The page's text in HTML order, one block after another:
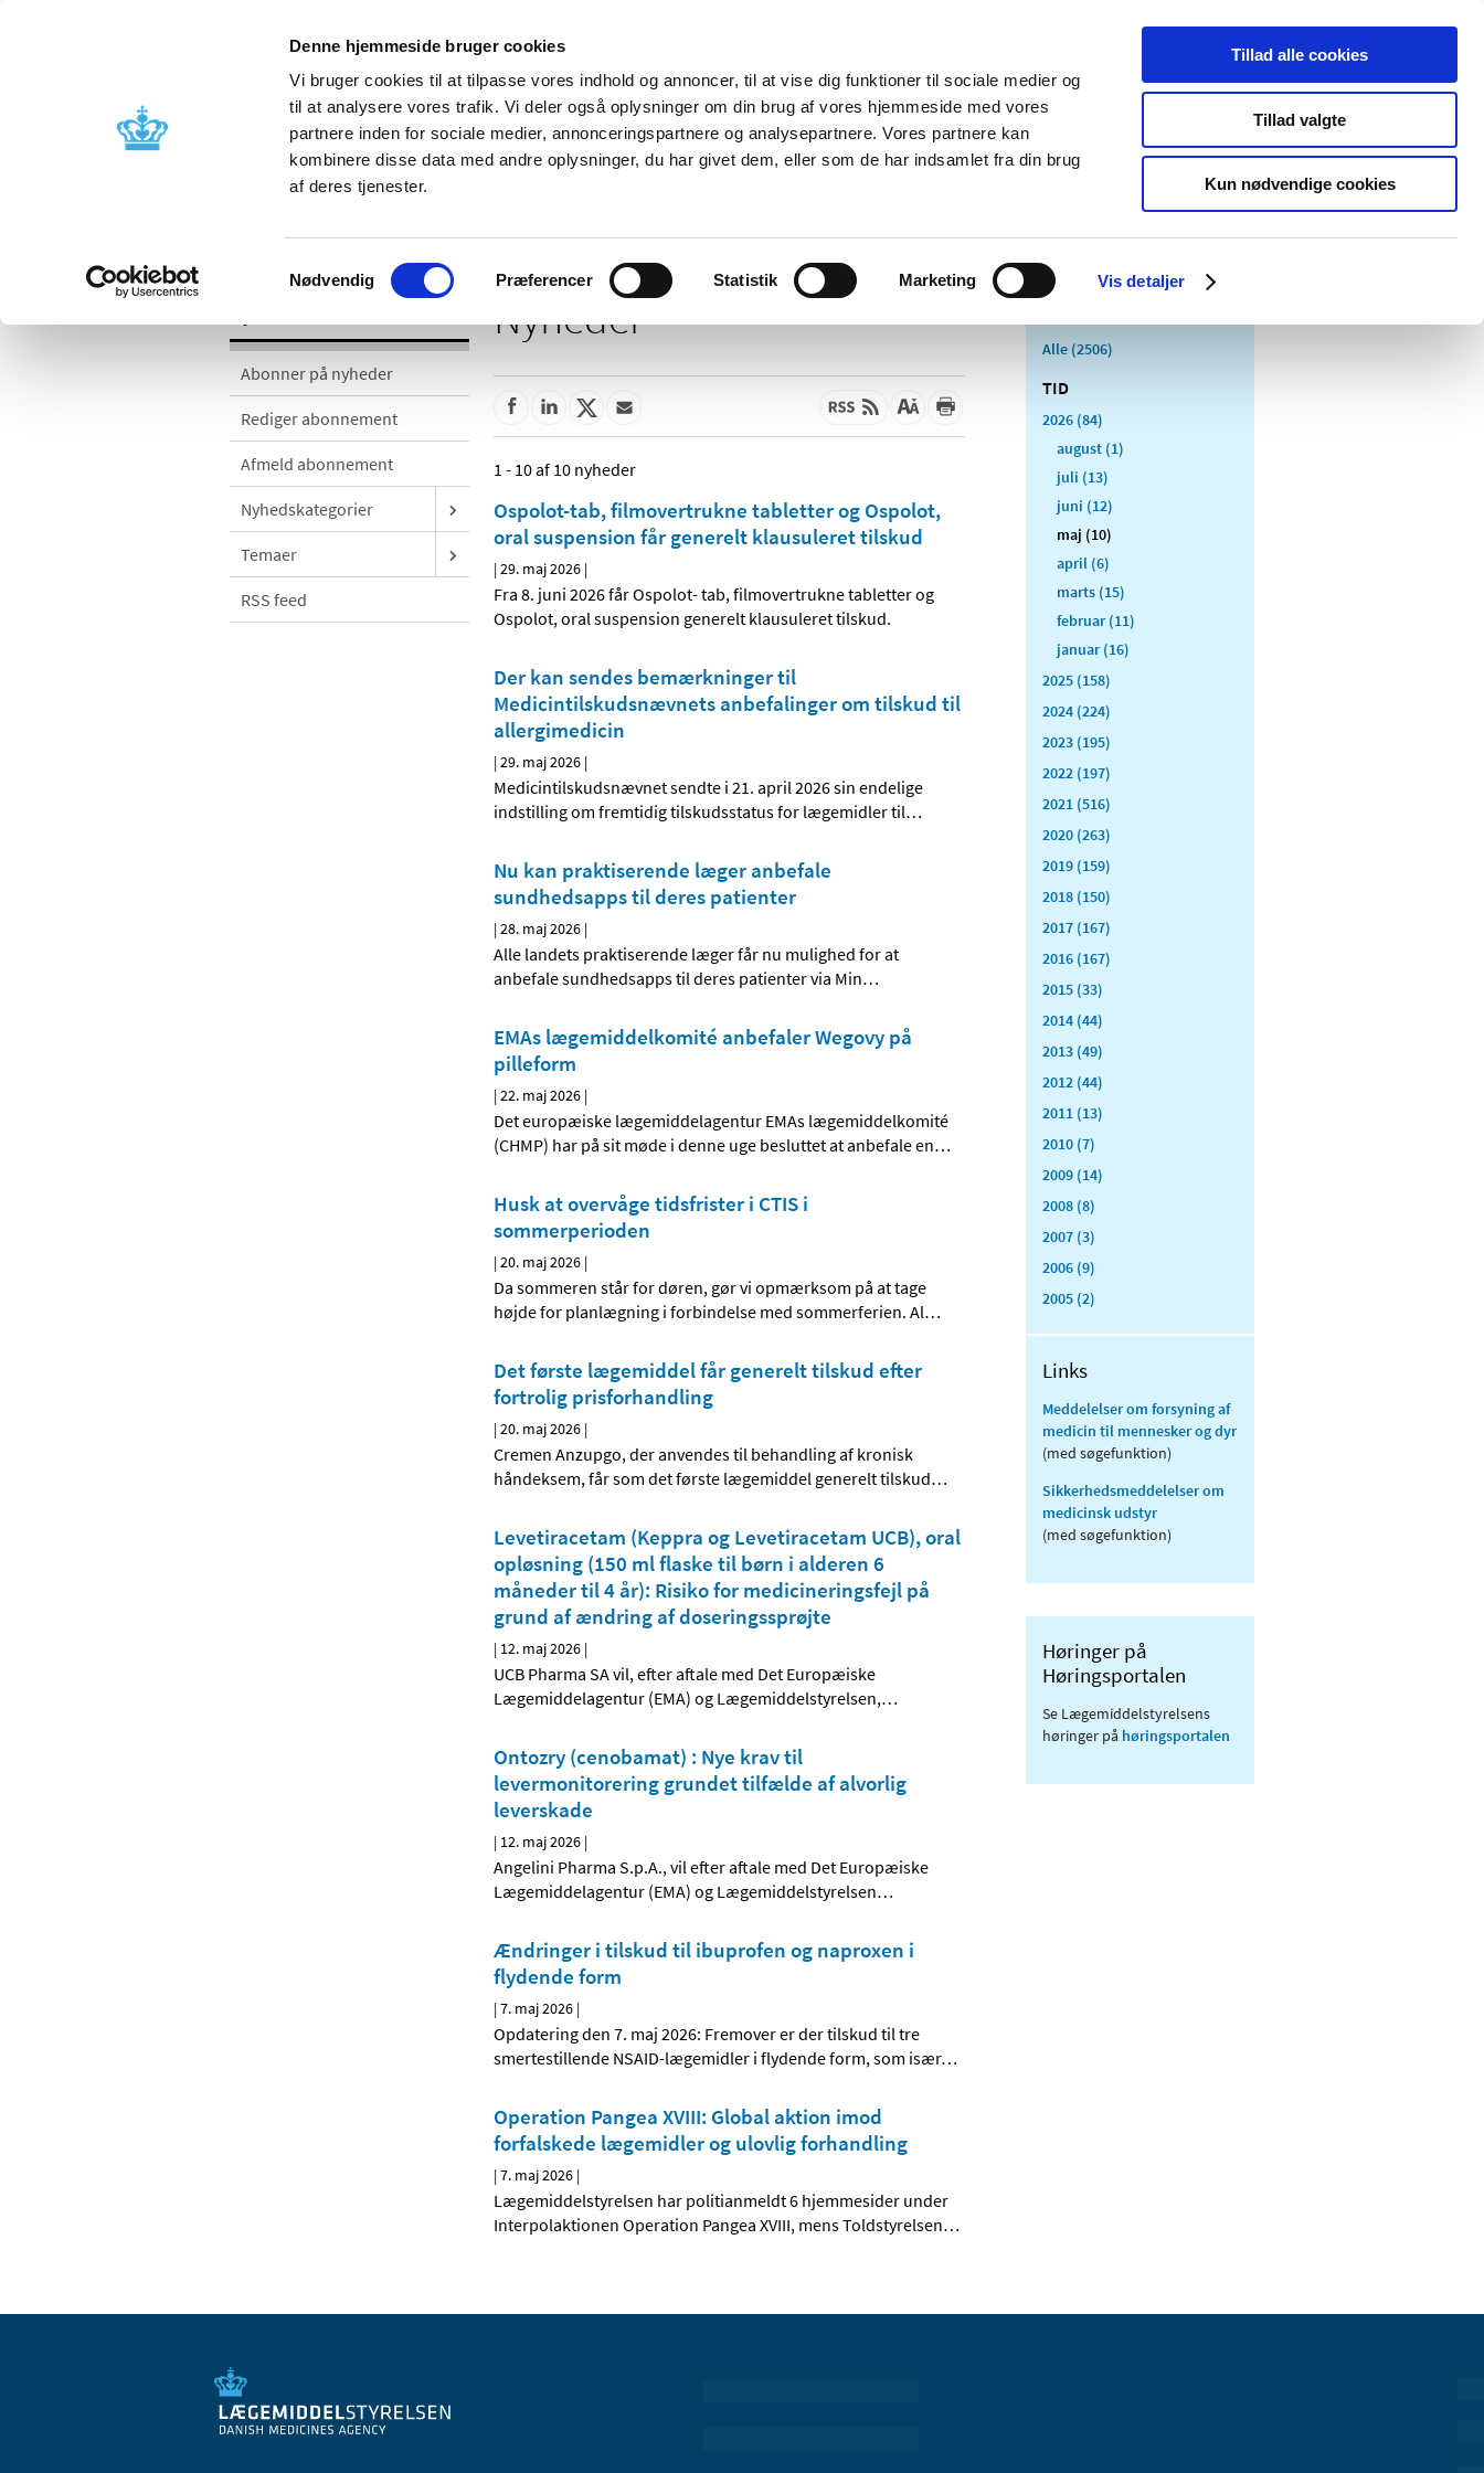
Denne hjemmeside bruger cookies
Vi bruger cookies til at tilpasse vores indhold og annoncer, til at vise dig funktioner til sociale medier og
til at analysere vores trafik. Vi deler også oplysninger om din brug af vores hjemmeside med vores
partnere inden for sociale medier, annonceringspartnere og analysepartnere. Vores partnere kan
kombinere disse data med andre oplysninger, du har givet dem, eller som de har indsamlet fra din brug
af deres tjenester.
Samtykkevalg
Nødvendig Præferencer Statistik Marketing Vis detaljer
Tillad alle cookies
Tillad valgte
Kun nødvendige cookies
Nyheder Om os Kontakt Udgivelser
Godkendelse og
Bivirkninger og
produktinformation
Tilskud og
Apoteker og salg af
Medicinsk
Særlige
produktområder
Abonner på nyheder
Rediger abonnement
Afmeld abonnement
Nyhedskategorier
Temaer
RSS feed
Nyheder
1 - 10 af 10 nyheder
Ospolot-tab, filmovertrukne tabletter og Ospolot,
oral suspension får generelt klausuleret tilskud
|29. maj 2026 |
Fra 8. juni 2026 får Ospolot- tab, filmovertrukne tabletter og
Ospolot, oral suspension generelt klausuleret tilskud.
Der kan sendes bemærkninger til
Medicintilskudsnævnets anbefalinger om tilskud til
allergimedicin
|29. maj 2026 |
Medicintilskudsnævnet sendte i 21. april 2026 sin endelige
indstilling om fremtidig tilskudsstatus for lægemidler til…
Nu kan praktiserende læger anbefale
sundhedsapps til deres patienter
|28. maj 2026 |
Alle landets praktiserende læger får nu mulighed for at
anbefale sundhedsapps til deres patienter via Min…
EMAs lægemiddelkomité anbefaler Wegovy på
pilleform
|22. maj 2026 |
Det europæiske lægemiddelagentur EMAs lægemiddelkomité
(CHMP) har på sit møde i denne uge besluttet at anbefale en…
Husk at overvåge tidsfrister i CTIS i
sommerperioden
|20. maj 2026 |
Da sommeren står for døren, gør vi opmærksom på at tage
højde for planlægning i forbindelse med sommerferien. Al…
Det første lægemiddel får generelt tilskud efter
fortrolig prisforhandling
|20. maj 2026 |
Cremen Anzupgo, der anvendes til behandling af kronisk
håndeksem, får som det første lægemiddel generelt tilskud…
Levetiracetam (Keppra og Levetiracetam UCB), oral
opløsning (150 ml flaske til børn i alderen 6
måneder til 4 år): Risiko for medicineringsfejl på
grund af ændring af doseringssprøjte
| 12. maj 2026 |
UCB Pharma SA vil, efter aftale med Det Europæiske
Lægemiddelagentur (EMA) og Lægemiddelstyrelsen,…
Ontozry (cenobamat) : Nye krav til
levermonitorering grundet tilfælde af alvorlig
leverskade
| 12. maj 2026 |
Angelini Pharma S.p.A., vil efter aftale med Det Europæiske
Lægemiddelagentur (EMA) og Lægemiddelstyrelsen…
Ændringer i tilskud til ibuprofen og naproxen i
flydende form
|7. maj 2026 |
Opdatering den 7. maj 2026: Fremover er der tilskud til tre
smertestillende NSAID-lægemidler i flydende form, som især…
Operation Pangea XVIII: Global aktion imod
forfalskede lægemidler og ulovlig forhandling
|7. maj 2026 |
Lægemiddelstyrelsen har politianmeldt 6 hjemmesider under
Interpolaktionen Operation Pangea XVIII, mens Toldstyrelsen…
Alle (2506)
TID
2026 (84)
august (1)
juli (13)
juni (12)
maj (10)
april (6)
marts (15)
februar (11)
januar (16)
2025 (158)
2024 (224)
2023 (195)
2022 (197)
2021 (516)
2020 (263)
2019 (159)
2018 (150)
2017 (167)
2016 (167)
2015 (33)
2014 (44)
2013 (49)
2012 (44)
2011 (13)
2010 (7)
2009 (14)
2008 (8)
2007 (3)
2006 (9)
2005 (2)
Links
Meddelelser om forsyning af
medicin til mennesker og dyr
(med søgefunktion)
Sikkerhedsmeddelelser om
medicinsk udstyr
(med søgefunktion)
Høringer på
Høringsportalen
Se Lægemiddelstyrelsens
høringer på høringsportalen